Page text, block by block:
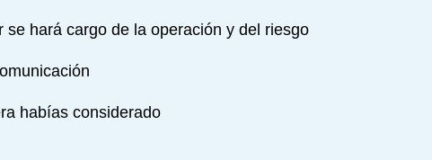
hará cargo de la operación y del riesgo
habías considerado